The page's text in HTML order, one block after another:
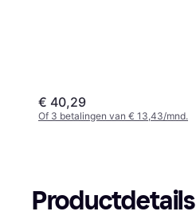
€ 40,29
Of 3 betalingen van € 13,43/mnd.
Productdetails